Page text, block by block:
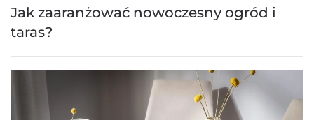
Jak zaaranżować nowoczesny ogród i
taras?